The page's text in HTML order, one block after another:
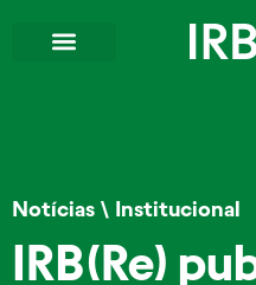
Notícias \ Institucional
IRB(Re)